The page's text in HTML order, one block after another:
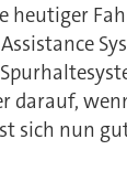
heutiger
darauf,
sich nun